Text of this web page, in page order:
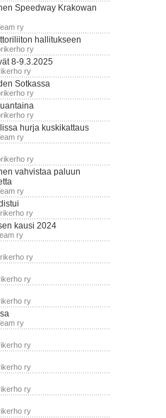
Speedway Krakowan
ry
hallitukseen
ry
8-9.3.2025
ry
Sotkassa
ry
ry
hurja kuskikattaus
ry
ry
vahvistaa paluun
ry
ry
kausi 2024
ry
ry
ry
ry
ry
ry
ry
ry
ry